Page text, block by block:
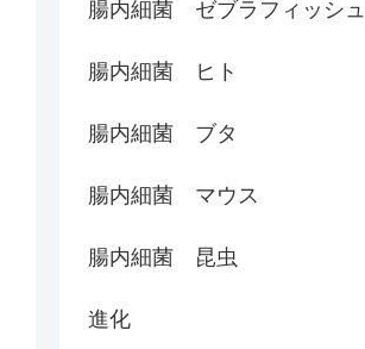
腸内細菌 ゼブラフィッシュ
腸内細菌 ヒト
腸内細菌 ブタ
腸内細菌 マウス
腸内細菌 昆虫
進化